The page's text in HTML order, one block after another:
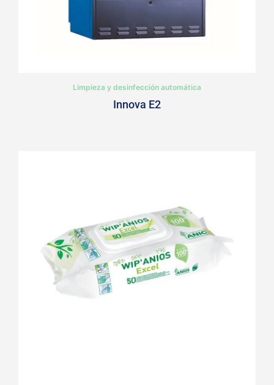
Limpieza y desinfección automática
Innova E2